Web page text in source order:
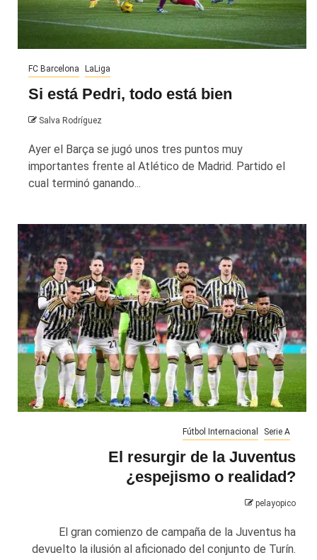
FC Barcelona LaLiga
Si está Pedri, todo está bien
Salva Rodríguez
Ayer el Barça se jugó unos tres puntos muy
importantes frente al Atlético de Madrid. Partido el
cual terminó ganando...
Fútbol Internacional Serie A
El resurgir de la Juventus
¿espejismo o realidad?
pelayopico
El gran comienzo de campaña de la Juventus ha
devuelto la ilusión al aficionado del conjunto de Turín.